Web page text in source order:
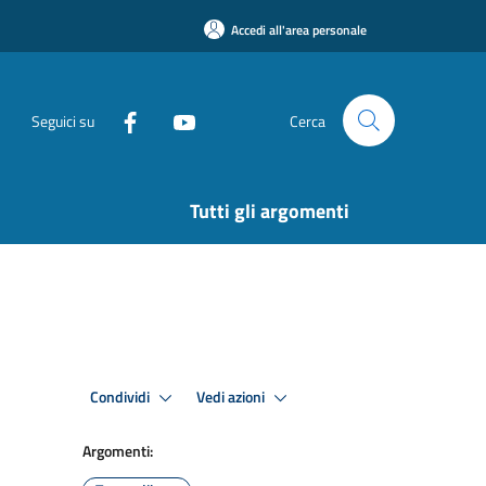
Accedi all'area personale
Seguici su Cerca
Tutti gli argomenti
Condividi Vedi azioni
Argomenti: